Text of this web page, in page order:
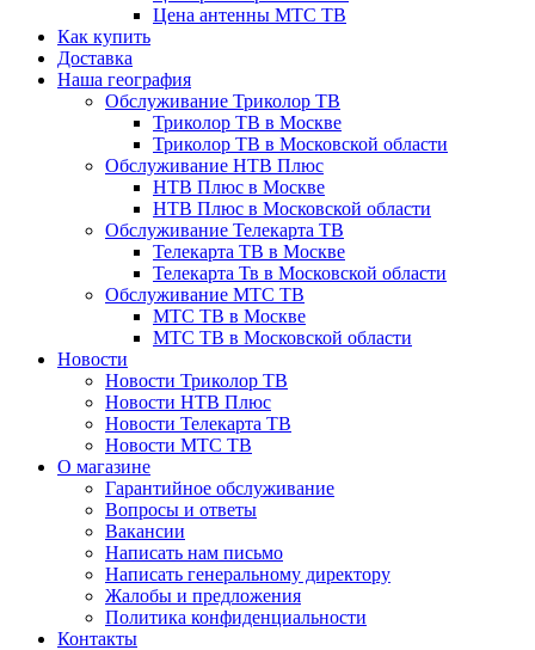
Цена антенны МТС ТВ
Как купить
Доставка
Наша география
Обслуживание Триколор ТВ
Триколор ТВ в Москве
Триколор ТВ в Московской области
Обслуживание НТВ Плюс
НТВ Плюс в Москве
НТВ Плюс в Московской области
Обслуживание Телекарта ТВ
Телекарта ТВ в Москве
Телекарта Тв в Московской области
Обслуживание МТС ТВ
МТС ТВ в Москве
МТС ТВ в Московской области
Новости
Новости Триколор ТВ
Новости НТВ Плюс
Новости Телекарта ТВ
Новости МТС ТВ
О магазине
Гарантийное обслуживание
Вопросы и ответы
Вакансии
Написать нам письмо
Написать генеральному директору
Жалобы и предложения
Политика конфиденциальности
Контакты